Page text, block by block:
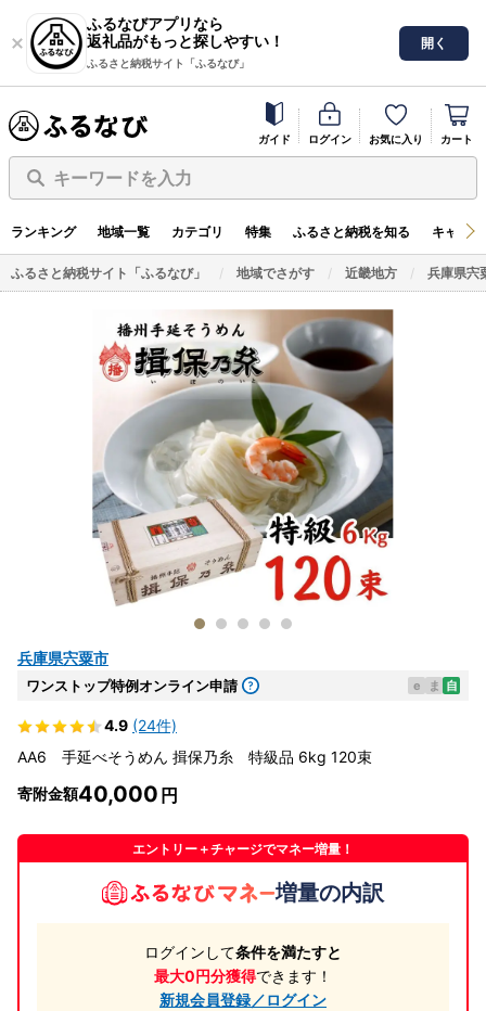
ふるなびアプリなら
返礼品がもっと探しやすい！
ふるさと納税サイト「ふるなび」
開く
ガイド ログイン お気に入り カート
キーワードを入力
ランキング 地域一覧 カテゴリ 特集 ふるさと納税を知る キャン
ふるさと納税サイト「ふるなび」 地域でさがす 近畿地方 兵庫県宍
兵庫県宍粟市
ワンストップ特例オンライン申請 e ま 自
4.9 (24件)
AA6 手延べそうめん 揖保乃糸 特級品 6kg 120束
寄附金額40,000
エントリー＋チャージでマネー増量！
増量の内訳
ログインして条件を満たすと
最大0円分獲得できます！
新規会員登録／ログイン